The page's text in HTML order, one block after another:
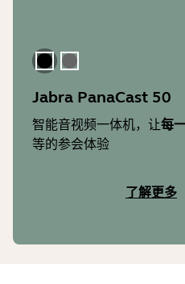
黑色深灰色
Jabra PanaCast 50
智能音视频一体机，让每
等的参会体验
了解更多